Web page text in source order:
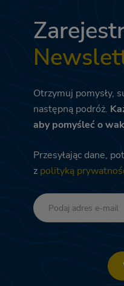
Otrzymuj pomysły,
następną podróż.
aby pomyśleć o
Przesyłając dane,
z polityką